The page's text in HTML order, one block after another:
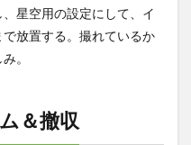
星空用の設定にして、イ
放置する。撮れているか
。
＆撤収